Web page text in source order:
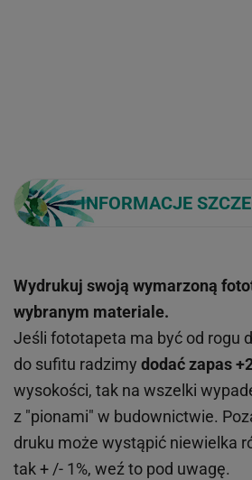
INFORMACJE
Wydrukuj swoją wymarzoną
wybranym materiale.
Jeśli fototapeta ma być od rogu
do sufitu radzimy dodać zapas
wysokości, tak na wszelki
z "pionami" w budownictwie.
druku może wystąpić niewielka
tak + /- 1%, weź to pod uwagę.